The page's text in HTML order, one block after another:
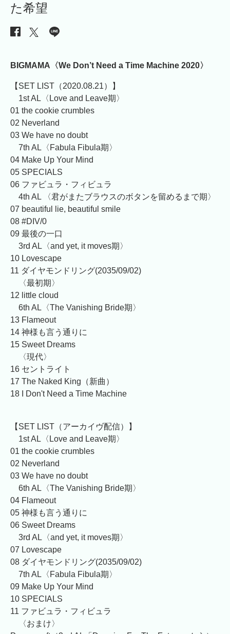
た希望
BIGMAMA〈We Don’t Need a Time Machine 2020〉
【SET LIST（2020.08.21）】
1st AL〈Love and Leave期〉
01 the cookie crumbles
02 Neverland
03 We have no doubt
7th AL〈Fabula Fibula期〉
04 Make Up Your Mind
05 SPECIALS
06 ファビュラ・フィビュラ
4th AL 〈君がまたブラウスのボタンを留めるまで期〉
07 beautiful lie, beautiful smile
08 #DIV/0
09 最後の一口
3rd AL〈and yet, it moves期〉
10 Lovescape
11 ダイヤモンドリング(2035/09/02)
〈最初期〉
12 little cloud
6th AL〈The Vanishing Bride期〉
13 Flameout
14 神様も言う通りに
15 Sweet Dreams
〈現代〉
16 セントライト
17 The Naked King（新曲）
18 I Don't Need a Time Machine
【SET LIST（アーカイヴ配信）】
1st AL〈Love and Leave期〉
01 the cookie crumbles
02 Neverland
03 We have no doubt
6th AL〈The Vanishing Bride期〉
04 Flameout
05 神様も言う通りに
06 Sweet Dreams
3rd AL〈and yet, it moves期〉
07 Lovescape
08 ダイヤモンドリング(2035/09/02)
7th AL〈Fabula Fibula期〉
09 Make Up Your Mind
10 SPECIALS
11 ファビュラ・フィビュラ
〈おまけ〉